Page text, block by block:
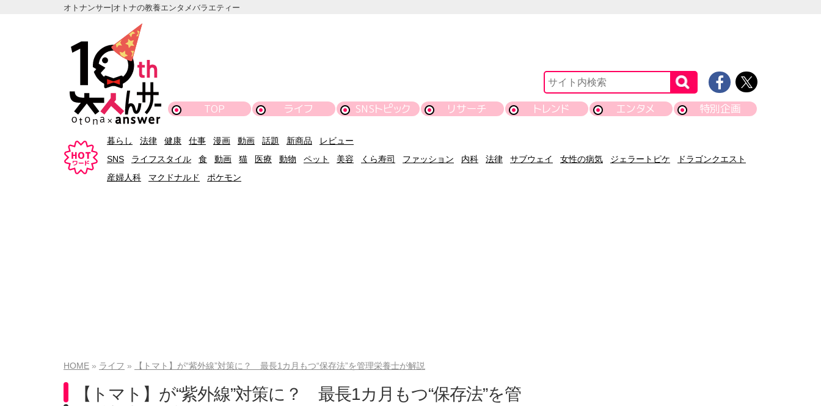
オトナンサー|オトナの教養エンタメバラエティー
TOP ライフ SNSトピック リサーチ トレンド エンタメ 特別企画
暮らし 法律 健康 仕事 漫画 動画 話題 新商品
レビュー
SNS
ライフスタイル 食 動画 猫 医療 動物 ペット 美容 くら寿司 ファッション 内科 法律 サブウェイ 女性の病気 ジェラートピケ
ドラゴンクエスト
産婦人科
マクドナルド ポケモン
HOME ライフ 【トマト】が“紫外線”対策に？ 最長1カ月もつ“保存法”を管理栄養士が解説
【トマト】が“紫外線”対策に？ 最長1カ月もつ“保存法”を管